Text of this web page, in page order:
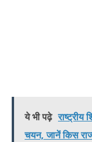
ये भी पढ़े
चयन, जानें किस